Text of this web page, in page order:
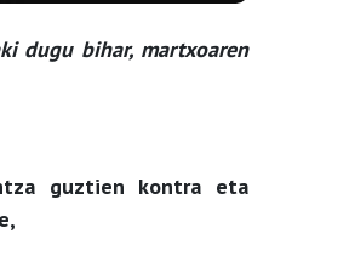
dugu bihar, martxoaren
guztien kontra eta